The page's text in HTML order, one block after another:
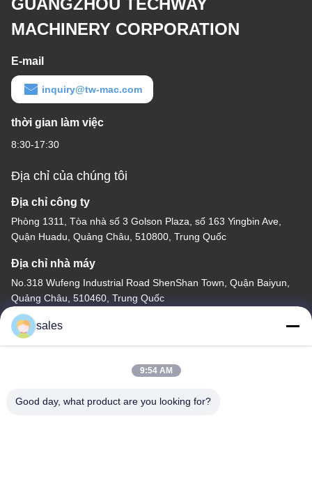
GUANGZHOU TECHWAY
MACHINERY CORPORATION
E-mail
inquiry@tw-mac.com
thời gian làm việc
8:30-17:30
Địa chỉ của chúng tôi
Địa chỉ công ty
Phòng 1311, Tòa nhà số 3 Golson Plaza, số 163 Yingbin Ave,
Quận Huadu, Quảng Châu, 510800, Trung Quốc
Địa chỉ nhà máy
No.318 Wufeng Industrial Road ShenShan Town, Quận Baiyun,
Quảng Châu, 510460, Trung Quốc
điện thoại
86-20-36969420
sales
9:54 AM
Good day, what product are you looking for?